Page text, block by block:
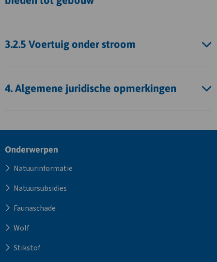
3.2.5 Voertuig onder stroom
4. Algemene juridische opmerkingen
Site
Onderwerpen
Natuurinformatie
Natuursubsidies
Faunaschade
Wolf
Stikstof